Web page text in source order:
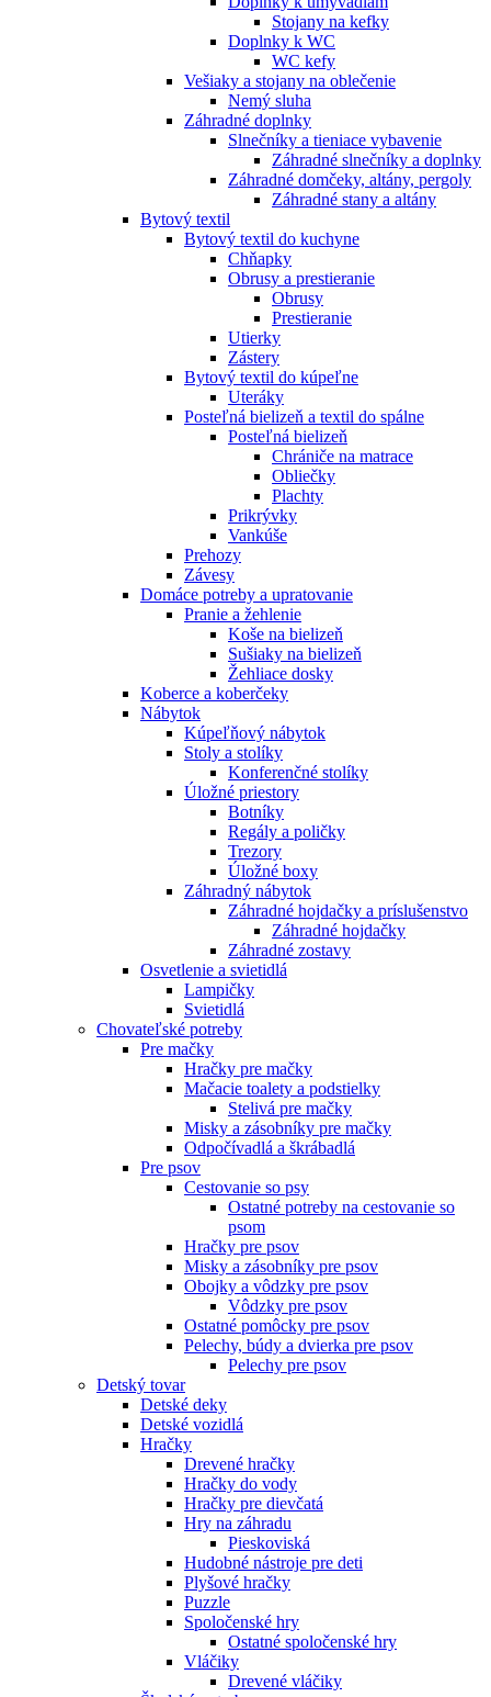
Stojany na kefky
Doplnky k WC
WC kefy
Vešiaky a stojany na oblečenie
Nemý sluha
Záhradné doplnky
Slnečníky a tieniace vybavenie
Záhradné slnečníky a doplnky
Záhradné domčeky, altány, pergoly
Záhradné stany a altány
Bytový textil
Bytový textil do kuchyne
Chňapky
Obrusy a prestieranie
Obrusy
Prestieranie
Utierky
Zástery
Bytový textil do kúpeľne
Uteráky
Posteľná bielizeň a textil do spálne
Posteľná bielizeň
Chrániče na matrace
Obliečky
Plachty
Prikrývky
Vankúše
Prehozy
Závesy
Domáce potreby a upratovanie
Pranie a žehlenie
Koše na bielizeň
Sušiaky na bielizeň
Žehliace dosky
Koberce a koberčeky
Nábytok
Kúpeľňový nábytok
Stoly a stolíky
Konferenčné stolíky
Úložné priestory
Botníky
Regály a poličky
Trezory
Úložné boxy
Záhradný nábytok
Záhradné hojdačky a príslušenstvo
Záhradné hojdačky
Záhradné zostavy
Osvetlenie a svietidlá
Lampičky
Svietidlá
Chovateľské potreby
Pre mačky
Hračky pre mačky
Mačacie toalety a podstielky
Stelivá pre mačky
Misky a zásobníky pre mačky
Odpočívadlá a škrábadlá
Pre psov
Cestovanie so psy
Ostatné potreby na cestovanie so
psom
Hračky pre psov
Misky a zásobníky pre psov
Obojky a vôdzky pre psov
Vôdzky pre psov
Ostatné pomôcky pre psov
Pelechy, búdy a dvierka pre psov
Pelechy pre psov
Detský tovar
Detské deky
Detské vozidlá
Hračky
Drevené hračky
Hračky do vody
Hračky pre dievčatá
Hry na záhradu
Pieskoviská
Hudobné nástroje pre deti
Plyšové hračky
Puzzle
Spoločenské hry
Ostatné spoločenské hry
Vláčiky
Drevené vláčiky